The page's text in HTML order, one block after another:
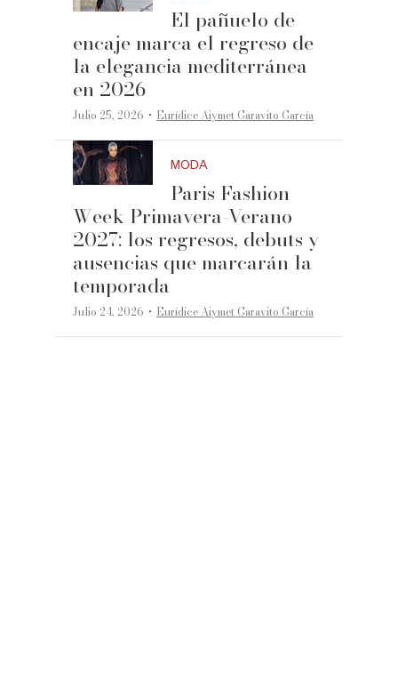
El pañuelo de
encaje marca el regreso de
la elegancia mediterránea
en 2026
Julio 25, 2026 ·Eurídice Aiymet Garavito García
MODA
Paris Fashion
Week Primavera-Verano
2027: los regresos, debuts y
ausencias que marcarán la
temporada
Julio 24, 2026 ·Eurídice Aiymet Garavito García